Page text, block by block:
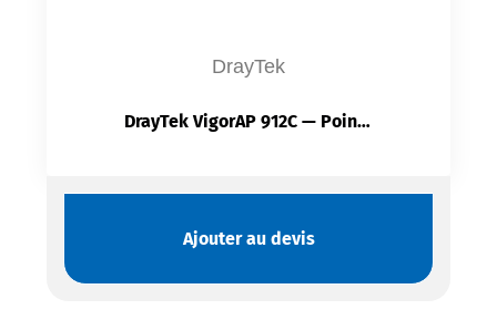
DrayTek
DrayTek VigorAP 912C — Point d’accès Wi-Fi 5 | Double bande | MU-MIMO | PoE | Roaming
Ajouter au devis